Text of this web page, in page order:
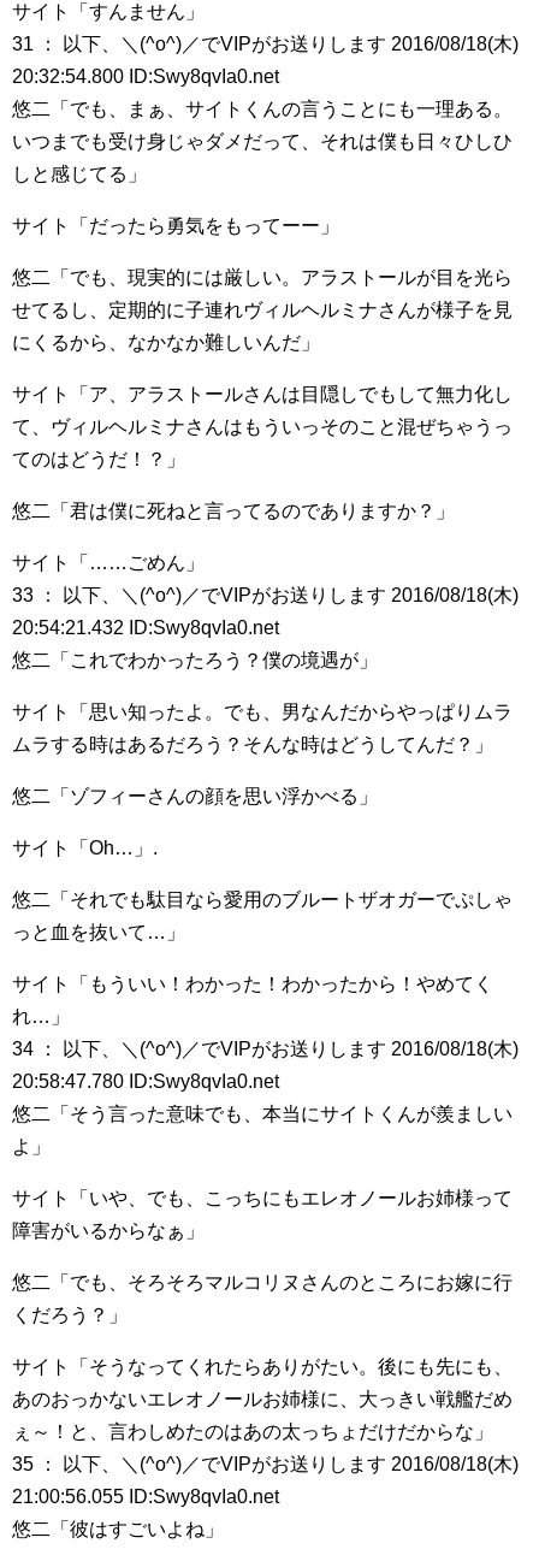
サイト「すんません」
31 ： 以下、＼(^o^)／でVIPがお送りします 2016/08/18(木)
20:32:54.800 ID:Swy8qvIa0.net
悠二「でも、まぁ、サイトくんの言うことにも一理ある。
いつまでも受け身じゃダメだって、それは僕も日々ひしひ
しと感じてる」
サイト「だったら勇気をもってーー」
悠二「でも、現実的には厳しい。アラストールが目を光ら
せてるし、定期的に子連れヴィルヘルミナさんが様子を見
にくるから、なかなか難しいんだ」
サイト「ア、アラストールさんは目隠しでもして無力化し
て、ヴィルヘルミナさんはもういっそのこと混ぜちゃうっ
てのはどうだ！？」
悠二「君は僕に死ねと言ってるのでありますか？」
サイト「……ごめん」
33 ： 以下、＼(^o^)／でVIPがお送りします 2016/08/18(木)
20:54:21.432 ID:Swy8qvIa0.net
悠二「これでわかったろう？僕の境遇が」
サイト「思い知ったよ。でも、男なんだからやっぱりムラ
ムラする時はあるだろう？そんな時はどうしてんだ？」
悠二「ゾフィーさんの顔を思い浮かべる」
サイト「Oh…」.
悠二「それでも駄目なら愛用のブルートザオガーでぷしゃ
っと血を抜いて…」
サイト「もういい！わかった！わかったから！やめてく
れ…」
34 ： 以下、＼(^o^)／でVIPがお送りします 2016/08/18(木)
20:58:47.780 ID:Swy8qvIa0.net
悠二「そう言った意味でも、本当にサイトくんが羨ましい
よ」
サイト「いや、でも、こっちにもエレオノールお姉様って
障害がいるからなぁ」
悠二「でも、そろそろマルコリヌさんのところにお嫁に行
くだろう？」
サイト「そうなってくれたらありがたい。後にも先にも、
あのおっかないエレオノールお姉様に、大っきい戦艦だめ
ぇ～！と、言わしめたのはあの太っちょだけだからな」
35 ： 以下、＼(^o^)／でVIPがお送りします 2016/08/18(木)
21:00:56.055 ID:Swy8qvIa0.net
悠二「彼はすごいよね」